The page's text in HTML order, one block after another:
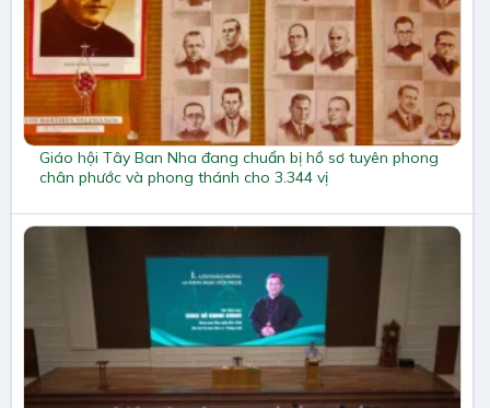
Giáo hội Tây Ban Nha đang chuẩn bị hồ sơ tuyên phong
chân phước và phong thánh cho 3.344 vị